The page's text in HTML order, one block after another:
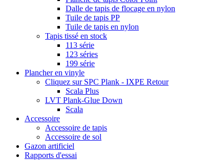
Dalle de tapis de flocage en nylon
Tuile de tapis PP
Tuile de tapis en nylon
Tapis tissé en stock
113 série
123 séries
199 série
Plancher en vinyle
Cliquez sur SPC Plank - IXPE Retour
Scala Plus
LVT Plank-Glue Down
Scala
Accessoire
Accessoire de tapis
Accessoire de sol
Gazon artificiel
Rapports d'essai